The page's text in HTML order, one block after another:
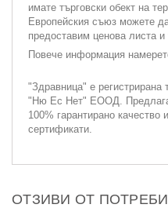
имате търговски обект на
Европейския съюз можете
предоставим ценова листа и
Повече информация
"Здравница" е регистрирана
"Ню Ес Нет" ЕООД.
100% гарантирано
сертификати.
ОТЗИВИ ОТ